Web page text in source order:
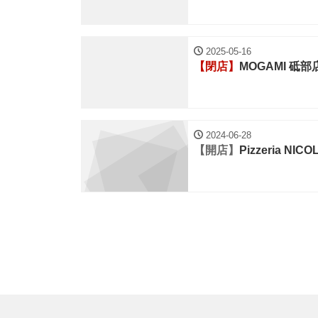
2025-05-16
【閉店】 MOGAMI 砥部
2024-06-28
【開店】 Pizzeria